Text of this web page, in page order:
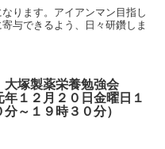
ります。アイアンマン目指し
与できるよう、日々研鑽しま
塚製薬栄養勉強会
年１２月２０日金曜日１
分～１９時３０分）